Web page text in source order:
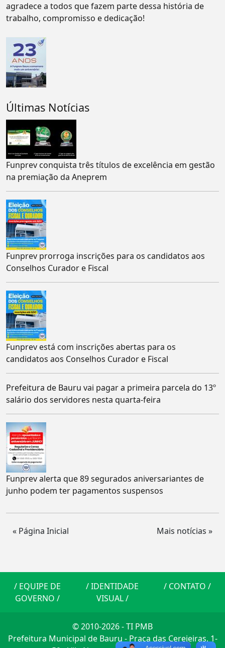
agradece a todos que fazem parte dessa história de
trabalho, compromisso e dedicação!
Últimas Notícias
Funprev conquista três títulos de excelência em gestão
na premiação da Aneprem
Funprev prorroga inscrições para os candidatos aos
Conselhos Curador e Fiscal
Funprev está com inscrições abertas para os
candidatos aos Conselhos Curador e Fiscal
Prefeitura de Bauru vai pagar a primeira parcela do 13º
salário dos servidores nesta quarta-feira
Funprev alerta que 89 segurados aniversariantes de
junho podem ter pagamentos suspensos
« Página Inicial Mais notícias »
/ EQUIPE DE
GOVERNO /
/IDENTIDADE
VISUAL/
/ CONTATO /
© 2010-2026 - TI PMB
Prefeitura Municipal de Bauru - Praça das Cerejeiras, 1-